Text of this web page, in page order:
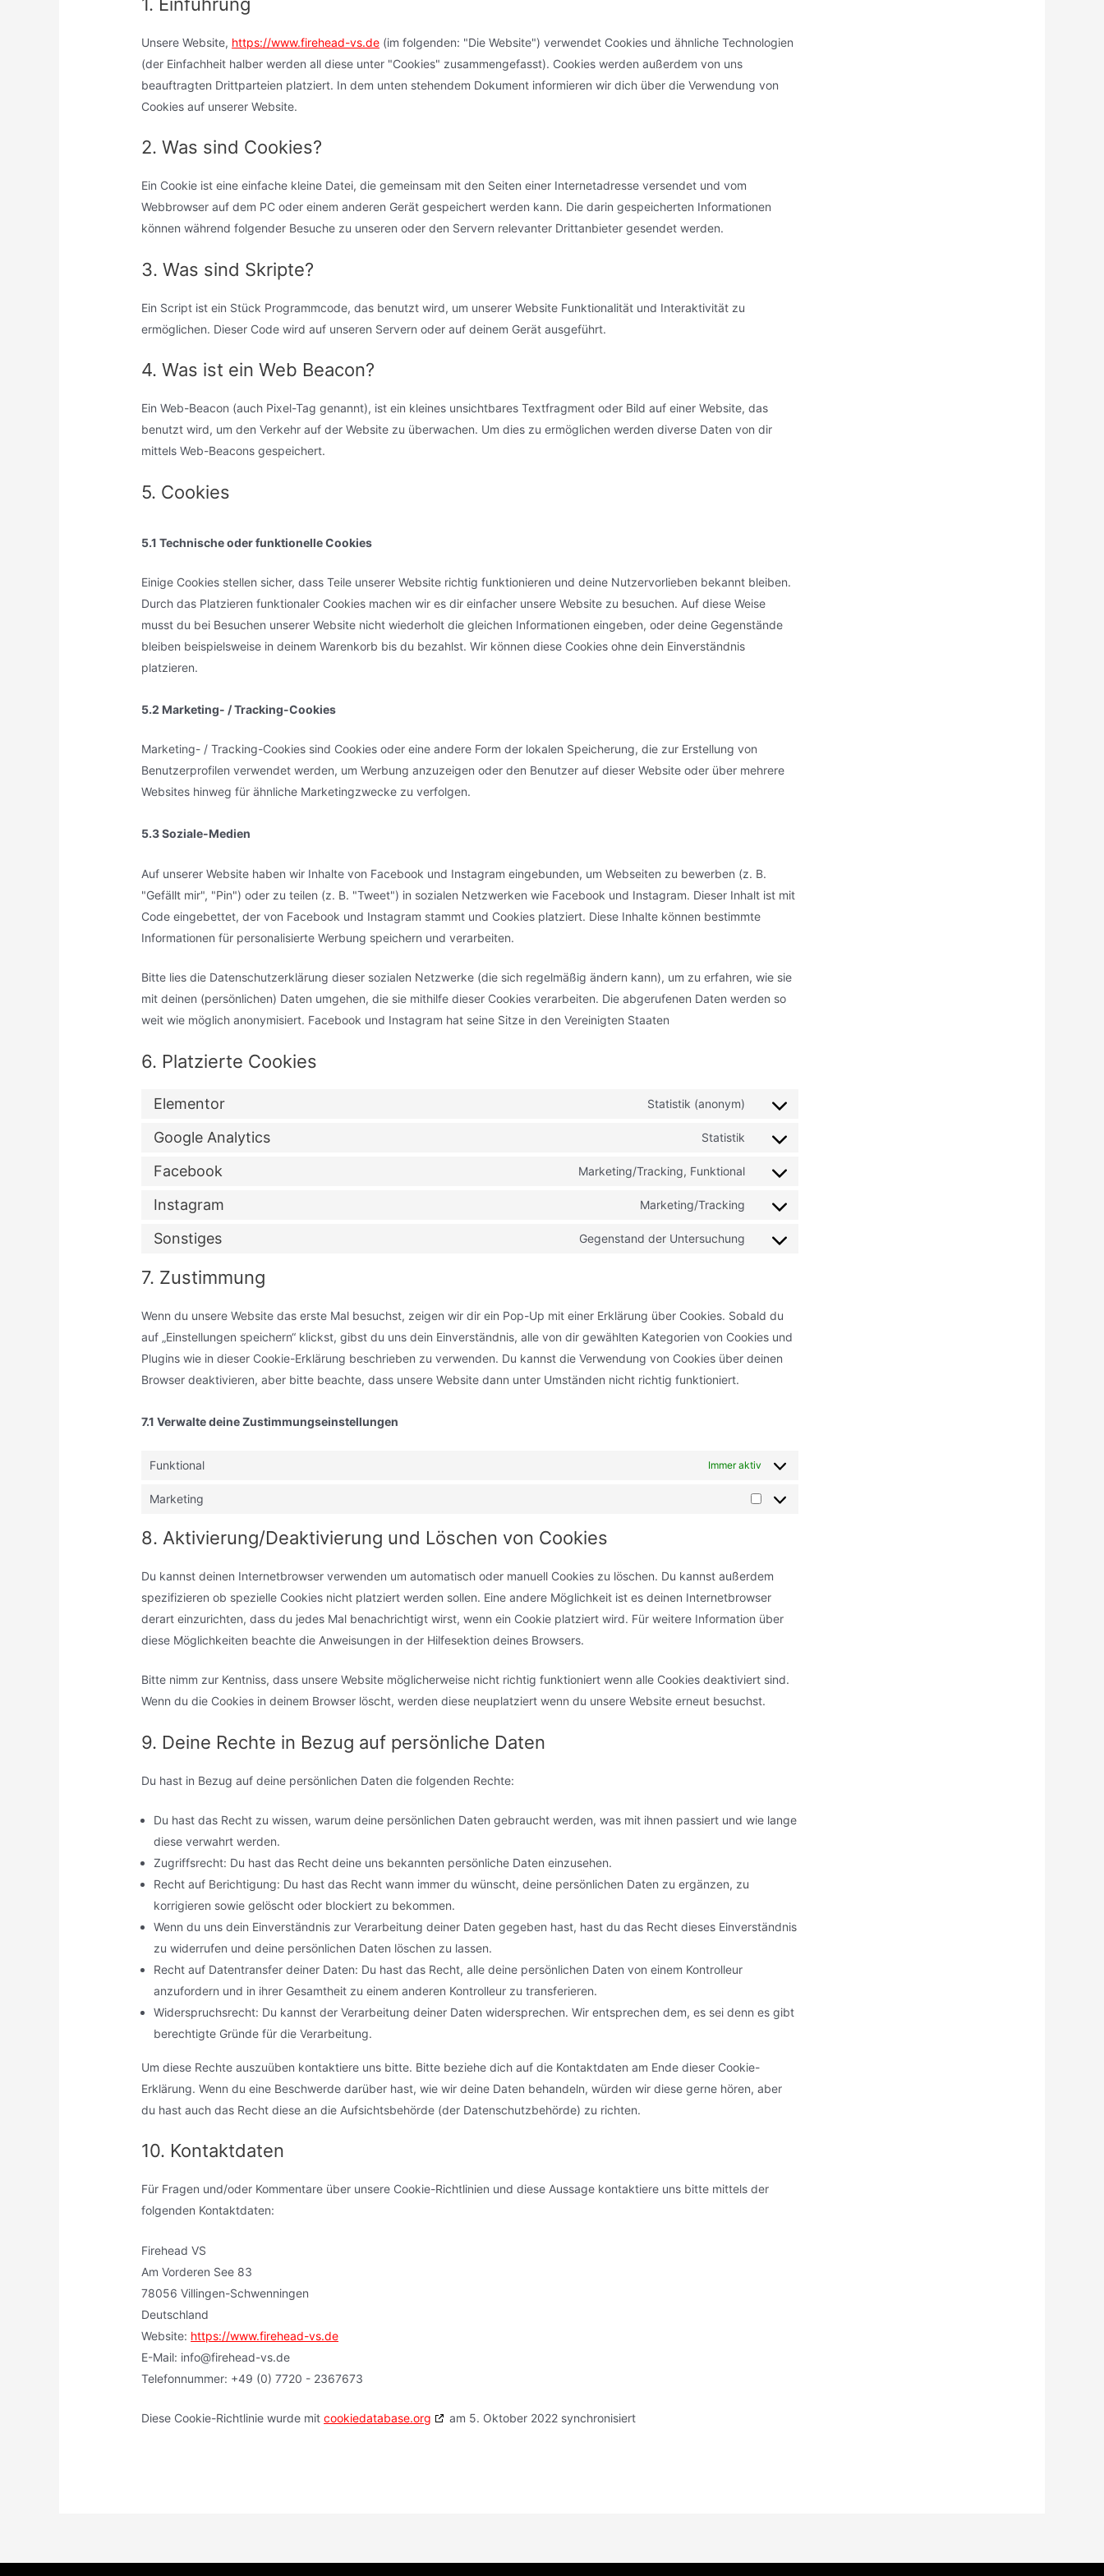
Unsere Website, https://www.firehead-vs.de (im folgenden: "Die Website") verwendet Cookies und ähnliche Technologien
(der Einfachheit halber werden all diese unter "Cookies" zusammengefasst). Cookies werden außerdem von uns
beauftragten Drittparteien platziert. In dem unten stehendem Dokument informieren wir dich über die Verwendung von
Cookies auf unserer Website.
2. Was sind Cookies?
Ein Cookie ist eine einfache kleine Datei, die gemeinsam mit den Seiten einer Internetadresse versendet und vom
Webbrowser auf dem PC oder einem anderen Gerät gespeichert werden kann. Die darin gespeicherten Informationen
können während folgender Besuche zu unseren oder den Servern relevanter Drittanbieter gesendet werden.
3. Was sind Skripte?
Ein Script ist ein Stück Programmcode, das benutzt wird, um unserer Website Funktionalität und Interaktivität zu
ermöglichen. Dieser Code wird auf unseren Servern oder auf deinem Gerät ausgeführt.
4. Was ist ein Web Beacon?
Ein Web-Beacon (auch Pixel-Tag genannt), ist ein kleines unsichtbares Textfragment oder Bild auf einer Website, das
benutzt wird, um den Verkehr auf der Website zu überwachen. Um dies zu ermöglichen werden diverse Daten von dir
mittels Web-Beacons gespeichert.
5. Cookies
5.1 Technische oder funktionelle Cookies
Einige Cookies stellen sicher, dass Teile unserer Website richtig funktionieren und deine Nutzervorlieben bekannt bleiben.
Durch das Platzieren funktionaler Cookies machen wir es dir einfacher unsere Website zu besuchen. Auf diese Weise
musst du bei Besuchen unserer Website nicht wiederholt die gleichen Informationen eingeben, oder deine Gegenstände
bleiben beispielsweise in deinem Warenkorb bis du bezahlst. Wir können diese Cookies ohne dein Einverständnis
platzieren.
5.2 Marketing- / Tracking-Cookies
Marketing- / Tracking-Cookies sind Cookies oder eine andere Form der lokalen Speicherung, die zur Erstellung von
Benutzerprofilen verwendet werden, um Werbung anzuzeigen oder den Benutzer auf dieser Website oder über mehrere
Websites hinweg für ähnliche Marketingzwecke zu verfolgen.
5.3 Soziale-Medien
Auf unserer Website haben wir Inhalte von Facebook und Instagram eingebunden, um Webseiten zu bewerben (z. B.
"Gefällt mir", "Pin") oder zu teilen (z. B. "Tweet") in sozialen Netzwerken wie Facebook und Instagram. Dieser Inhalt ist mit
Code eingebettet, der von Facebook und Instagram stammt und Cookies platziert. Diese Inhalte können bestimmte
Informationen für personalisierte Werbung speichern und verarbeiten.
Bitte lies die Datenschutzerklärung dieser sozialen Netzwerke (die sich regelmäßig ändern kann), um zu erfahren, wie sie
mit deinen (persönlichen) Daten umgehen, die sie mithilfe dieser Cookies verarbeiten. Die abgerufenen Daten werden so
weit wie möglich anonymisiert. Facebook und Instagram hat seine Sitze in den Vereinigten Staaten
6. Platzierte Cookies
Elementor Statistik (anonym)
Google Analytics Statistik
Facebook Marketing/Tracking, Funktional
Instagram Marketing/Tracking
Sonstiges Gegenstand der Untersuchung
7. Zustimmung
Wenn du unsere Website das erste Mal besuchst, zeigen wir dir ein Pop-Up mit einer Erklärung über Cookies. Sobald du
auf „Einstellungen speichern“ klickst, gibst du uns dein Einverständnis, alle von dir gewählten Kategorien von Cookies und
Plugins wie in dieser Cookie-Erklärung beschrieben zu verwenden. Du kannst die Verwendung von Cookies über deinen
Browser deaktivieren, aber bitte beachte, dass unsere Website dann unter Umständen nicht richtig funktioniert.
7.1 Verwalte deine Zustimmungseinstellungen
Funktional Immer aktiv
Marketing
8. Aktivierung/Deaktivierung und Löschen von Cookies
Du kannst deinen Internetbrowser verwenden um automatisch oder manuell Cookies zu löschen. Du kannst außerdem
spezifizieren ob spezielle Cookies nicht platziert werden sollen. Eine andere Möglichkeit ist es deinen Internetbrowser
derart einzurichten, dass du jedes Mal benachrichtigt wirst, wenn ein Cookie platziert wird. Für weitere Information über
diese Möglichkeiten beachte die Anweisungen in der Hilfesektion deines Browsers.
Bitte nimm zur Kentniss, dass unsere Website möglicherweise nicht richtig funktioniert wenn alle Cookies deaktiviert sind.
Wenn du die Cookies in deinem Browser löscht, werden diese neuplatziert wenn du unsere Website erneut besuchst.
9. Deine Rechte in Bezug auf persönliche Daten
Du hast in Bezug auf deine persönlichen Daten die folgenden Rechte:
Du hast das Recht zu wissen, warum deine persönlichen Daten gebraucht werden, was mit ihnen passiert und wie lange
diese verwahrt werden.
Zugriffsrecht: Du hast das Recht deine uns bekannten persönliche Daten einzusehen.
Recht auf Berichtigung: Du hast das Recht wann immer du wünscht, deine persönlichen Daten zu ergänzen, zu
korrigieren sowie gelöscht oder blockiert zu bekommen.
Wenn du uns dein Einverständnis zur Verarbeitung deiner Daten gegeben hast, hast du das Recht dieses Einverständnis
zu widerrufen und deine persönlichen Daten löschen zu lassen.
Recht auf Datentransfer deiner Daten: Du hast das Recht, alle deine persönlichen Daten von einem Kontrolleur
anzufordern und in ihrer Gesamtheit zu einem anderen Kontrolleur zu transferieren.
Widerspruchsrecht: Du kannst der Verarbeitung deiner Daten widersprechen. Wir entsprechen dem, es sei denn es gibt
berechtigte Gründe für die Verarbeitung.
Um diese Rechte auszuüben kontaktiere uns bitte. Bitte beziehe dich auf die Kontaktdaten am Ende dieser Cookie-
Erklärung. Wenn du eine Beschwerde darüber hast, wie wir deine Daten behandeln, würden wir diese gerne hören, aber
du hast auch das Recht diese an die Aufsichtsbehörde (der Datenschutzbehörde) zu richten.
10. Kontaktdaten
Für Fragen und/oder Kommentare über unsere Cookie-Richtlinien und diese Aussage kontaktiere uns bitte mittels der
folgenden Kontaktdaten:
Firehead VS
Am Vorderen See 83
78056 Villingen-Schwenningen
Deutschland
Website: https://www.firehead-vs.de
E-Mail: ed.sv-daeherif@ofni
Telefonnummer: +49 (0) 7720 - 2367673
Diese Cookie-Richtlinie wurde mitcookiedatabase.org am 5. Oktober 2022 synchronisiert